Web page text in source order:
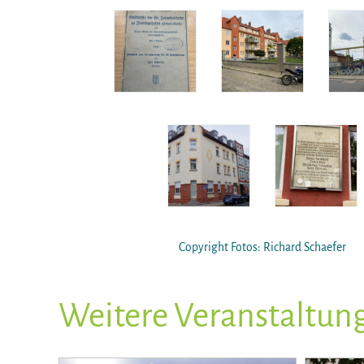
Copyright Fotos: Richard Schaefer
Weitere